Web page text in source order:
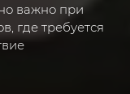
важно при
где требуется